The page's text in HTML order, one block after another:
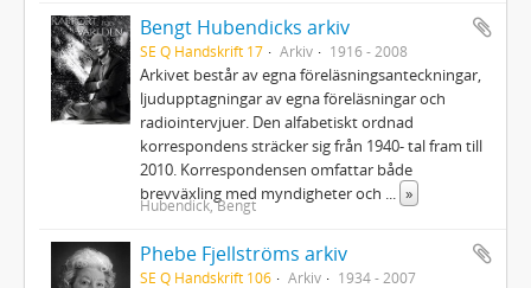
Bengt Hubendicks arkiv
SE Q Handskrift 17 Arkiv 1916 - 2008
Arkivet består av egna föreläsningsanteckningar,
ljudupptagningar av egna föreläsningar och
radiointervjuer. Den alfabetiskt ordnad
korrespondens sträcker sig från 1940- tal fram till
2010. Korrespondensen omfattar både
brevväxling med myndigheter och
»
Hubendick, Bengt
Phebe Fjellströms arkiv
SE Q Handskrift 106 Arkiv 1934 - 2007